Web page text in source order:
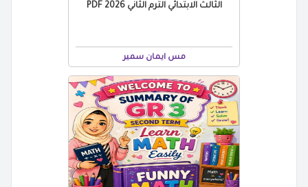
الثالث الابتدائي الترم الثاني 2026 PDF
مس ايمان سمير